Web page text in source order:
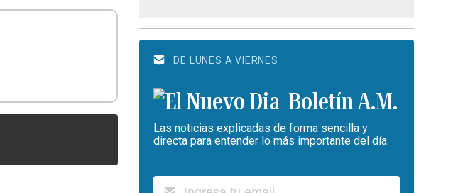
DE LUNES A VIERNES
Boletín A.M.
Las noticias explicadas de forma sencilla y
directa para entender lo más importante del día.